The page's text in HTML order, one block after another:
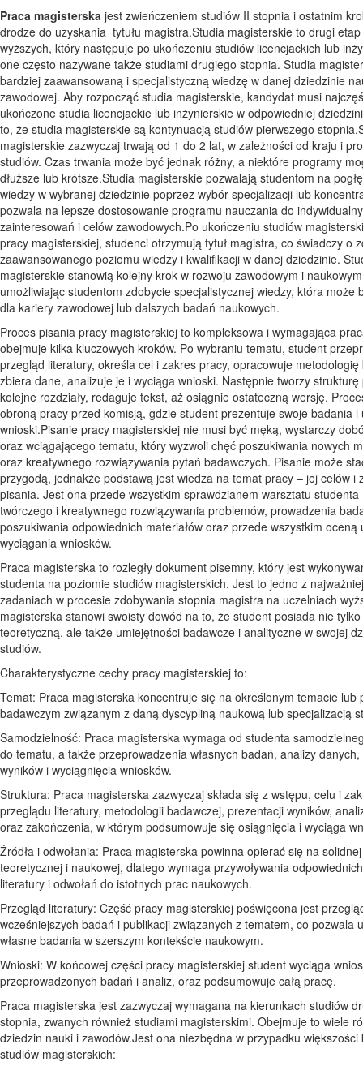
Praca magisterska jest zwieńczeniem studiów II stopnia i ostatnim
drodze do uzyskania tytułu magistra.Studia magisterskie to drugi
wyższych, który następuje po ukończeniu studiów licencjackich lub
one często nazywane także studiami drugiego stopnia. Studia
bardziej zaawansowaną i specjalistyczną wiedzę w danej dziedzinie
zawodowej. Aby rozpocząć studia magisterskie, kandydat musi
ukończone studia licencjackie lub inżynierskie w odpowiedniej
to, że studia magisterskie są kontynuacją studiów pierwszego
magisterskie zazwyczaj trwają od 1 do 2 lat, w zależności od kraju i
studiów. Czas trwania może być jednak różny, a niektóre programy
dłuższe lub krótsze.Studia magisterskie pozwalają studentom na
wiedzy w wybranej dziedzinie poprzez wybór specjalizacji lub
pozwala na lepsze dostosowanie programu nauczania do
zainteresowań i celów zawodowych.Po ukończeniu studiów
pracy magisterskiej, studenci otrzymują tytuł magistra, co świadczy o
zaawansowanego poziomu wiedzy i kwalifikacji w danej dziedzinie.
magisterskie stanowią kolejny krok w rozwoju zawodowym i
umożliwiając studentom zdobycie specjalistycznej wiedzy, która może
dla kariery zawodowej lub dalszych badań naukowych.
Proces pisania pracy magisterskiej to kompleksowa i wymagająca
obejmuje kilka kluczowych kroków. Po wybraniu tematu, student
przegląd literatury, określa cel i zakres pracy, opracowuje metodologię
zbiera dane, analizuje je i wyciąga wnioski. Następnie tworzy strukturę
kolejne rozdziały, redaguje tekst, aż osiągnie ostateczną wersję.
obroną pracy przed komisją, gdzie student prezentuje swoje badania i
wnioski.Pisanie pracy magisterskiej nie musi być męką, wystarczy
oraz wciągającego tematu, który wyzwoli chęć poszukiwania nowych
oraz kreatywnego rozwiązywania pytań badawczych. Pisanie może
przygodą, jednakże podstawą jest wiedza na temat pracy – jej celów i
pisania. Jest ona przede wszystkim sprawdzianem warsztatu studenta
twórczego i kreatywnego rozwiązywania problemów, prowadzenia
poszukiwania odpowiednich materiałów oraz przede wszystkim oceną
wyciągania wniosków.
Praca magisterska to rozległy dokument pisemny, który jest
studenta na poziomie studiów magisterskich. Jest to jedno z
zadaniach w procesie zdobywania stopnia magistra na uczelniach
magisterska stanowi swoisty dowód na to, że student posiada nie
teoretyczną, ale także umiejętności badawcze i analityczne w swojej
studiów.
Charakterystyczne cechy pracy magisterskiej to:
Temat: Praca magisterska koncentruje się na określonym temacie lub
badawczym związanym z daną dyscypliną naukową lub specjalizacją
Samodzielność: Praca magisterska wymaga od studenta
do tematu, a także przeprowadzenia własnych badań, analizy
wyników i wyciągnięcia wniosków.
Struktura: Praca magisterska zazwyczaj składa się z wstępu, celu i
przeglądu literatury, metodologii badawczej, prezentacji wyników,
oraz zakończenia, w którym podsumowuje się osiągnięcia i wyciąga
Źródła i odwołania: Praca magisterska powinna opierać się na
teoretycznej i naukowej, dlatego wymaga przywoływania
literatury i odwołań do istotnych prac naukowych.
Przegląd literatury: Część pracy magisterskiej poświęcona jest
wcześniejszych badań i publikacji związanych z tematem, co pozwala
własne badania w szerszym kontekście naukowym.
Wnioski: W końcowej części pracy magisterskiej student wyciąga
przeprowadzonych badań i analiz, oraz podsumowuje całą pracę.
Praca magisterska jest zazwyczaj wymagana na kierunkach studiów
stopnia, zwanych również studiami magisterskimi. Obejmuje to wiele
dziedzin nauki i zawodów.Jest ona niezbędna w przypadku większości
studiów magisterskich: